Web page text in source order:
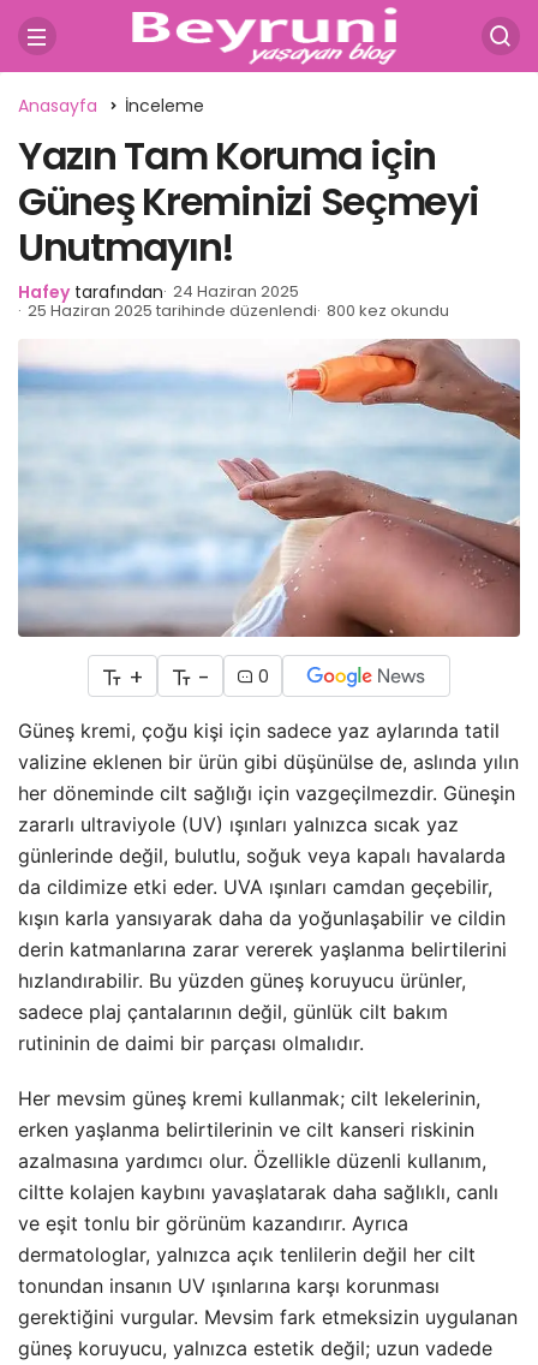
Anasayfa İnceleme
Yazın Tam Koruma için
Güneş Kreminizi Seçmeyi
Unutmayın!
Hafey tarafından 24 Haziran 2025
25 Haziran 2025 tarihinde düzenlendi 800 kez okundu
+ - 0
Güneş kremi, çoğu kişi için sadece yaz aylarında tatil
valizine eklenen bir ürün gibi düşünülse de, aslında yılın
her döneminde cilt sağlığı için vazgeçilmezdir. Güneşin
zararlı ultraviyole (UV) ışınları yalnızca sıcak yaz
günlerinde değil, bulutlu, soğuk veya kapalı havalarda
da cildimize etki eder. UVA ışınları camdan geçebilir,
kışın karla yansıyarak daha da yoğunlaşabilir ve cildin
derin katmanlarına zarar vererek yaşlanma belirtilerini
hızlandırabilir. Bu yüzden güneş koruyucu ürünler,
sadece plaj çantalarının değil, günlük cilt bakım
rutininin de daimi bir parçası olmalıdır.
Her mevsim güneş kremi kullanmak; cilt lekelerinin,
erken yaşlanma belirtilerinin ve cilt kanseri riskinin
azalmasına yardımcı olur. Özellikle düzenli kullanım,
ciltte kolajen kaybını yavaşlatarak daha sağlıklı, canlı
ve eşit tonlu bir görünüm kazandırır. Ayrıca
dermatologlar, yalnızca açık tenlilerin değil her cilt
tonundan insanın UV ışınlarına karşı korunması
gerektiğini vurgular. Mevsim fark etmeksizin uygulanan
güneş koruyucu, yalnızca estetik değil; uzun vadede